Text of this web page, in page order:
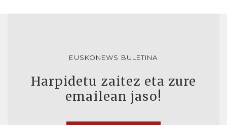
EUSKONEWS BULETINA
Harpidetu zaitez eta zure
emailean jaso!